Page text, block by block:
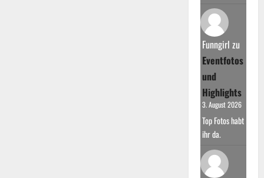
Funngirl zu
Eventfotos
und
Highlights
3. August 2026
Top Fotos habt
ihr da.